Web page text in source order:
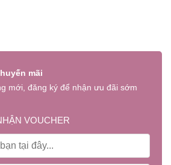
mãi
mới, đăng ký để nhận ưu đãi sớm
VOUCHER